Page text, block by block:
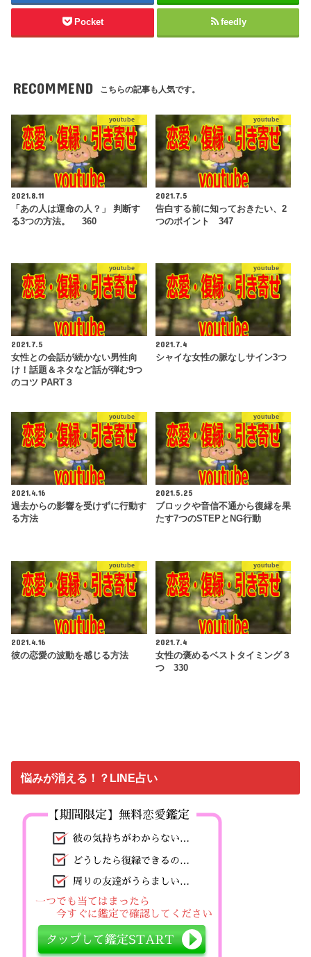
Pocket feedly
RECOMMEND こちらの記事も人気です。
youtube
2021.8.11
「あの人は運命の人？」 判断す
る3つの方法。 360
youtube
2021.7.5
告白する前に知っておきたい、2
つのポイント 347
youtube
2021.7.5
女性との会話が続かない男性向
け！話題＆ネタなど話が弾む9つ
のコツ PART３
youtube
2021.7.4
シャイな女性の脈なしサイン3つ
youtube
2021.4.16
過去からの影響を受けずに行動す
る方法
youtube
2021.5.25
ブロックや音信不通から復縁を果
たす7つのSTEPとNG行動
youtube
2021.4.16
彼の恋愛の波動を感じる方法
youtube
2021.7.4
女性の褒めるベストタイミング３
つ 330
悩みが消える！？LINE占い